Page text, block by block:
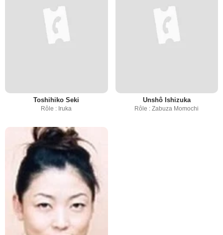
Toshihiko Seki
Rôle : Iruka
Unshô Ishizuka
Rôle : Zabuza Momochi